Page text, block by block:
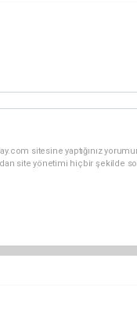
sitesine yaptığınız
site yönetimi hiçbir şekilde